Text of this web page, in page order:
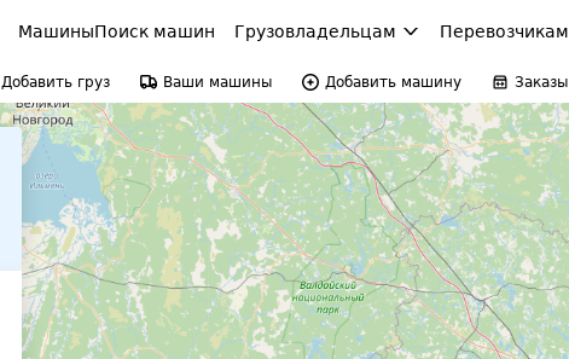
МашиныПоиск машин Грузовладельцам Перевозчикам
Добавить груз Ваши машины Добавить машину Заказы